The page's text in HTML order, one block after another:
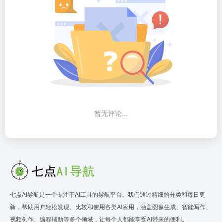
暂无评论...
七点AI导航是一个专注于AI工具的导航平台。我们通过精细的分类和每日更
新，帮助用户轻松发现、比较和使用各类AI应用，涵盖图像生成、智能写作、
视频创作、编程辅助等多个领域，让每个人都能享受AI带来的便利。